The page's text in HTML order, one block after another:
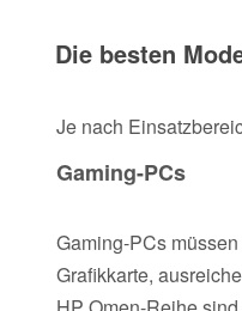
Die besten
Je nach
Gaming-PCs
Gaming-PCs
Grafikkarte,